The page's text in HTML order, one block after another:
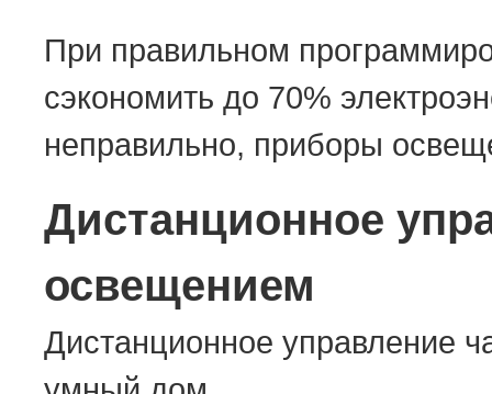
При правильном
сэкономить до 70%
неправильно, приборы
Дистанционное
освещением
Дистанционное управление